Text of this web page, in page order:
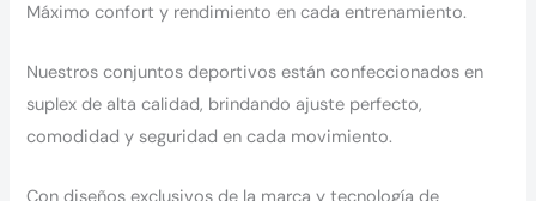
Máximo confort y rendimiento en cada entrenamiento.
Nuestros conjuntos deportivos están confeccionados en
suplex de alta calidad, brindando ajuste perfecto,
comodidad y seguridad en cada movimiento.